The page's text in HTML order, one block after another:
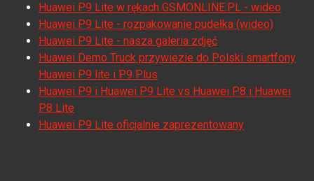
Huawei P9 Lite w rękach GSMONLINE.PL - wideo
Huawei P9 Lite - rozpakowanie pudełka (wideo)
Huawei P9 Lite - nasza galeria zdjęć
Huawei Demo Truck przywiezie do Polski smartfony
Huawei P9 lite i P9 Plus
Huawei P9 i Huawei P9 Lite vs Huawei P8 i Huawei
P8 Lite
Huawei P9 Lite oficjalnie zaprezentowany